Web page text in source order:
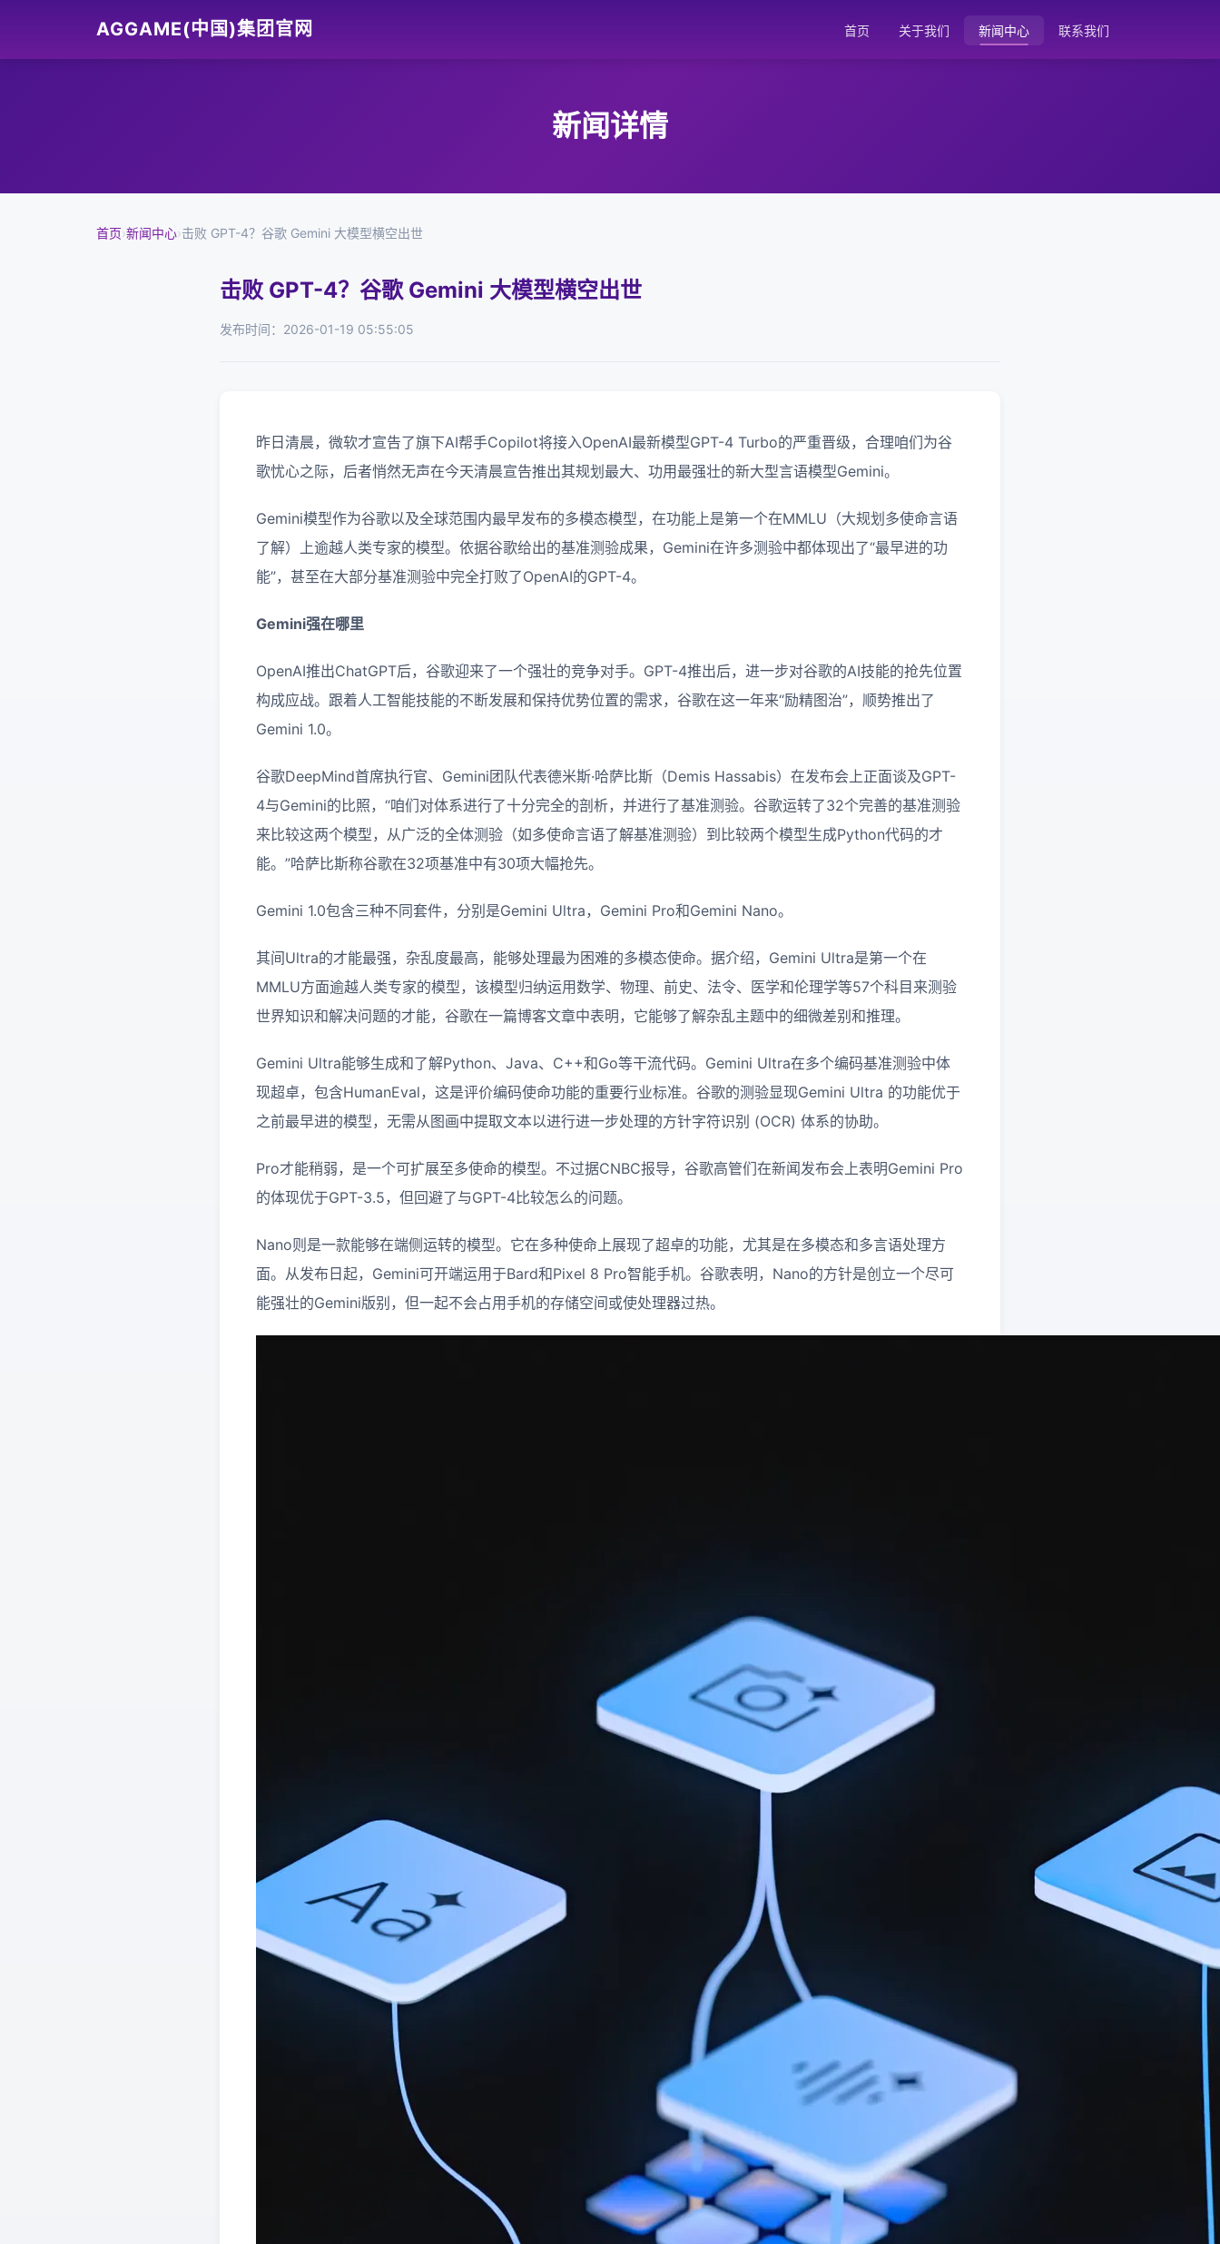
AGGAME(中国)集团官网 首页 关于我们 新闻中心 联系我们
新闻详情
首页›新闻中心›击败 GPT-4？谷歌 Gemini 大模型横空出世
击败 GPT-4？谷歌 Gemini 大模型横空出世
发布时间：2026-01-19 05:55:05
昨日清晨，微软才宣告了旗下AI帮手Copilot将接入OpenAI最新模型GPT-4 Turbo的严重晋级，合理咱们为谷
歌忧心之际，后者悄然无声在今天清晨宣告推出其规划最大、功用最强壮的新大型言语模型Gemini。
Gemini模型作为谷歌以及全球范围内最早发布的多模态模型，在功能上是第一个在MMLU（大规划多使命言语
了解）上逾越人类专家的模型。依据谷歌给出的基准测验成果，Gemini在许多测验中都体现出了“最早进的功
能”，甚至在大部分基准测验中完全打败了OpenAI的GPT-4。
Gemini强在哪里
OpenAI推出ChatGPT后，谷歌迎来了一个强壮的竞争对手。GPT-4推出后，进一步对谷歌的AI技能的抢先位置
构成应战。跟着人工智能技能的不断发展和保持优势位置的需求，谷歌在这一年来“励精图治”，顺势推出了
Gemini 1.0。
谷歌DeepMind首席执行官、Gemini团队代表德米斯·哈萨比斯（Demis Hassabis）在发布会上正面谈及GPT-
4与Gemini的比照，“咱们对体系进行了十分完全的剖析，并进行了基准测验。谷歌运转了32个完善的基准测验
来比较这两个模型，从广泛的全体测验（如多使命言语了解基准测验）到比较两个模型生成Python代码的才
能。”哈萨比斯称谷歌在32项基准中有30项大幅抢先。
Gemini 1.0包含三种不同套件，分别是Gemini Ultra，Gemini Pro和Gemini Nano。
其间Ultra的才能最强，杂乱度最高，能够处理最为困难的多模态使命。据介绍，Gemini Ultra是第一个在
MMLU方面逾越人类专家的模型，该模型归纳运用数学、物理、前史、法令、医学和伦理学等57个科目来测验
世界知识和解决问题的才能，谷歌在一篇博客文章中表明，它能够了解杂乱主题中的细微差别和推理。
Gemini Ultra能够生成和了解Python、Java、C++和Go等干流代码。Gemini Ultra在多个编码基准测验中体
现超卓，包含HumanEval，这是评价编码使命功能的重要行业标准。谷歌的测验显现Gemini Ultra 的功能优于
之前最早进的模型，无需从图画中提取文本以进行进一步处理的方针字符识别 (OCR) 体系的协助。
Pro才能稍弱，是一个可扩展至多使命的模型。不过据CNBC报导，谷歌高管们在新闻发布会上表明Gemini Pro
的体现优于GPT-3.5，但回避了与GPT-4比较怎么的问题。
Nano则是一款能够在端侧运转的模型。它在多种使命上展现了超卓的功能，尤其是在多模态和多言语处理方
面。从发布日起，Gemini可开端运用于Bard和Pixel 8 Pro智能手机。谷歌表明，Nano的方针是创立一个尽可
能强壮的Gemini版别，但一起不会占用手机的存储空间或使处理器过热。